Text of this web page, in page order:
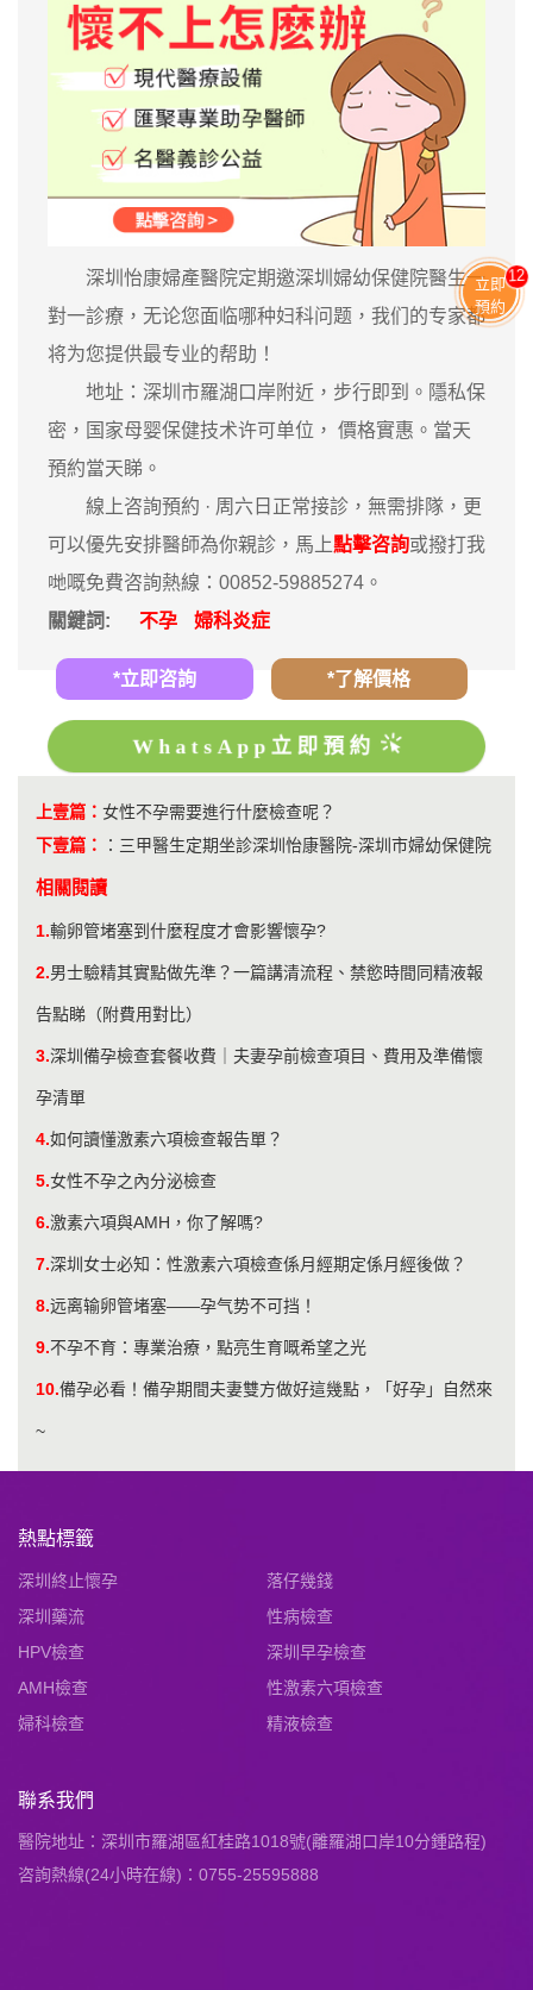
深圳怡康婦產醫院定期邀深圳婦幼保健院醫生一
對一診療，无论您面临哪种妇科问题，我们的专家都
将为您提供最专业的帮助！
地址：深圳市羅湖口岸附近，步行即到。隱私保
密，国家母婴保健技术许可单位， 價格實惠。當天
預約當天睇。
‎ 線上咨詢預約 · ‎周六日正常接診，無需排隊，更
可以優先安排醫師為你親診，馬上點擊咨詢或撥打我
哋嘅免費咨詢熱線：00852-59885274。
關鍵詞:
不孕 婦科炎症
*立即咨詢 *了解價格
WhatsApp立即預約
上壹篇： 女性不孕需要進行什麼檢查呢？
下壹篇：
： 三甲醫生定期坐診深圳怡康醫院-深圳市婦幼保健院
相關閱讀
1.輸卵管堵塞到什麼程度才會影響懷孕?
2.男士驗精其實點做先準？一篇講清流程、禁慾時間同精液報
告點睇（附費用對比）
3.深圳備孕檢查套餐收費｜夫妻孕前檢查項目、費用及準備懷
孕清單
4.如何讀懂激素六項檢查報告單？
5.女性不孕之內分泌檢查
6.激素六項與AMH，你了解嗎?
7.深圳女士必知：性激素六項檢查係月經期定係月經後做？
8.远离输卵管堵塞——孕气势不可挡！
9.不孕不育：專業治療，點亮生育嘅希望之光
10.備孕必看！備孕期間夫妻雙方做好這幾點，「好孕」自然來
~
熱點標籤
深圳終止懷孕
落仔幾錢
深圳藥流
性病檢查
HPV檢查
深圳早孕檢查
AMH檢查
性激素六項檢查
婦科檢查
精液檢查
聯系我們
醫院地址：深圳市羅湖區紅桂路1018號(離羅湖口岸10分鍾路程)
咨詢熱線(24小時在線)：0755-25595888
立即
預約
12